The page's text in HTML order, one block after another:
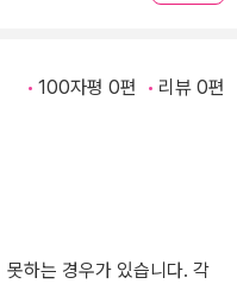
100자평 0편 리뷰 0편
하는 경우가 있습니다. 각